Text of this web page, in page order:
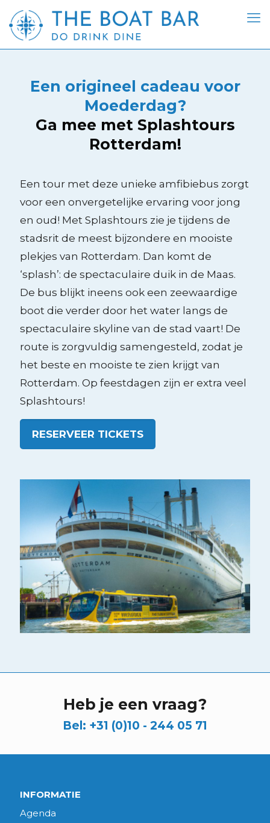
Een origineel cadeau voor
Moederdag?
Ga mee met Splashtours
Rotterdam!
Een tour met deze unieke amfibiebus zorgt
voor een onvergetelijke ervaring voor jong
en oud! Met Splashtours zie je tijdens de
stadsrit de meest bijzondere en mooiste
plekjes van Rotterdam. Dan komt de
‘splash’: de spectaculaire duik in de Maas.
De bus blijkt ineens ook een zeewaardige
boot die verder door het water langs de
spectaculaire skyline van de stad vaart! De
route is zorgvuldig samengesteld, zodat je
het beste en mooiste te zien krijgt van
Rotterdam. Op feestdagen zijn er extra veel
Splashtours!
RESERVEER TICKETS
Heb je een vraag?
Bel: +31 (0)10 - 244 05 71
INFORMATIE
Agenda